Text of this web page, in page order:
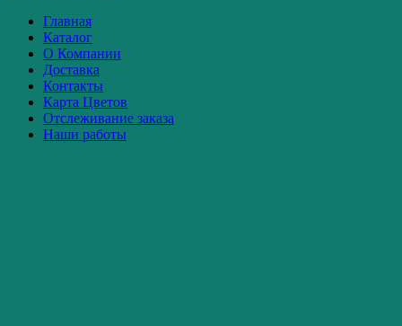
Главная
Каталог
О Компании
Доставка
Контакты
Карта Цветов
Отслеживание заказа
Наши работы